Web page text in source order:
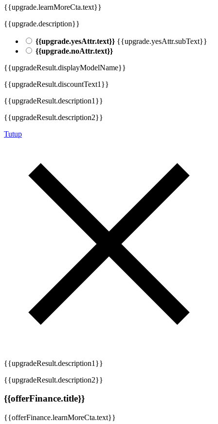
{{upgrade.learnMoreCta.text}}
{{upgrade.description}}
{{upgrade.yesAttr.text}} {{upgrade.yesAttr.subText}}
{{upgrade.noAttr.text}}
{{upgradeResult.displayModelName}}
{{upgradeResult.discountText1}}
{{upgradeResult.description1}}
{{upgradeResult.description2}}
Tutup
{{upgradeResult.description1}}
{{upgradeResult.description2}}
{{offerFinance.title}}
{{offerFinance.learnMoreCta.text}}